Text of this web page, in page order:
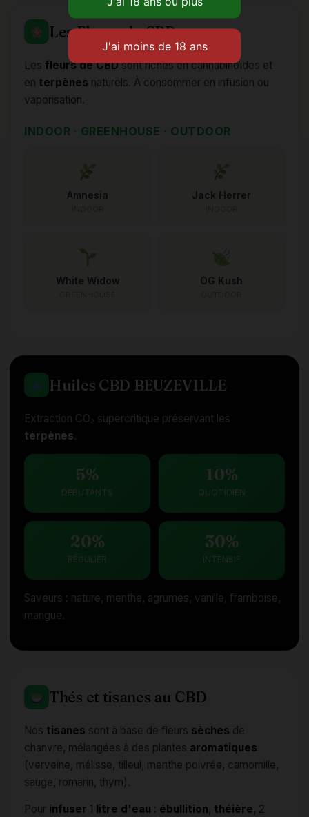
Les Fleurs de CBD
Les fleurs de CBDsont riches en cannabinoïdes et
en terpènes naturels. À consommer en infusion ou
vaporisation.
INDOOR · GREENHOUSE · OUTDOOR
Amnesia Jack Herrer
White Widow OG Kush
Huiles CBD BEUZEVILLE
Extraction CO₂ supercritique préservant les
terpènes.
5%
DÉBUTANTS
10%
QUOTIDIEN
20%
RÉGULIER
30%
INTENSIF
Saveurs : nature, menthe, agrumes, vanille, framboise,
mangue.
Thés et tisanes au CBD
Nos tisanes sont à base de fleurs sèches de
chanvre, mélangées à des plantes aromatiques
(verveine, mélisse, tilleul, menthe poivrée, camomille,
sauge, romarin, thym).
Pour infuser 1 litre d'eau : ébullition, théière, 2